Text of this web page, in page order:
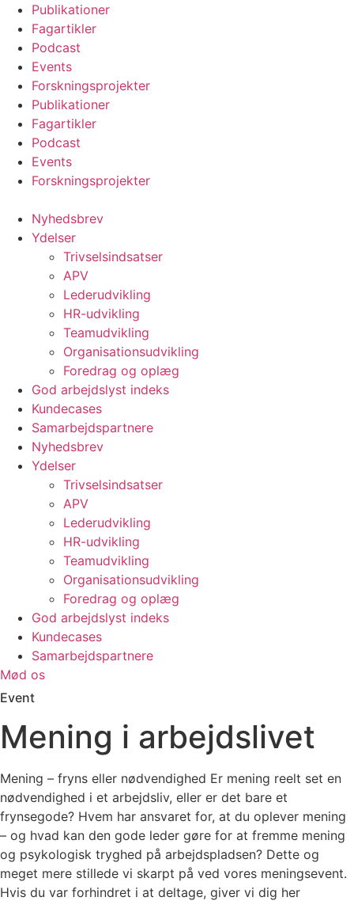
Videre
indhold
Publikationer
Fagartikler
Podcast
Events
Forskningsprojekter
Publikationer
Fagartikler
Podcast
Events
Forskningsprojekter
Nyhedsbrev
Ydelser
Trivselsindsatser
APV
Lederudvikling
HR-udvikling
Teamudvikling
Organisationsudvikling
Foredrag og oplæg
God arbejdslyst indeks
Kundecases
Samarbejdspartnere
Nyhedsbrev
Ydelser
Trivselsindsatser
APV
Lederudvikling
HR-udvikling
Teamudvikling
Organisationsudvikling
Foredrag og oplæg
God arbejdslyst indeks
Kundecases
Samarbejdspartnere
Mød os
Event
Mening i arbejdslivet
Mening – fryns eller nødvendighed Er mening reelt set en
nødvendighed i et arbejdsliv, eller er det bare et
frynsegode? Hvem har ansvaret for, at du oplever mening
– og hvad kan den gode leder gøre for at fremme mening
og psykologisk tryghed på arbejdspladsen? Dette og
meget mere stillede vi skarpt på ved vores meningsevent.
Hvis du var forhindret i at deltage, giver vi dig her